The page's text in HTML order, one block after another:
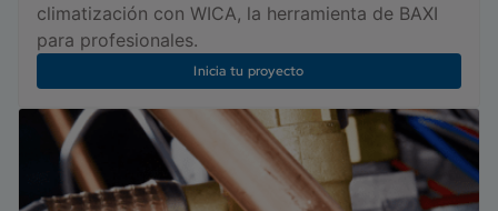
climatización con WICA, la herramienta de BAXI
para profesionales.
Inicia tu proyecto